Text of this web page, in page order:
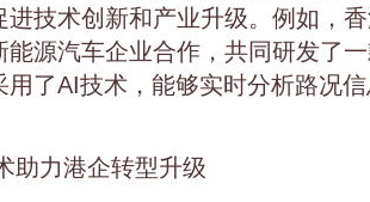
进技术创新和产业升级。例如，
能源汽车企业合作，共同研发了
用了AI技术，能够实时分析路况
助力港企转型升级